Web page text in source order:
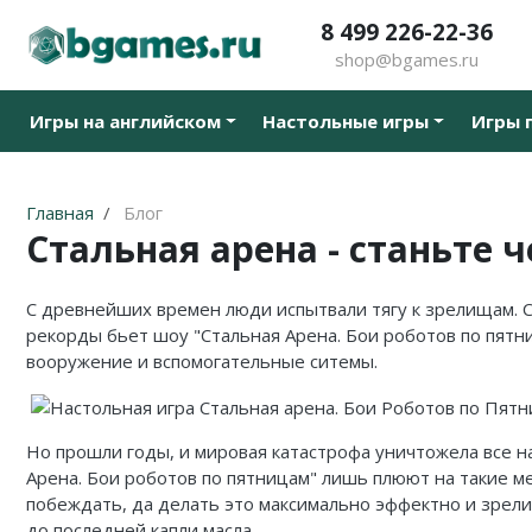
8 499 226-22-36
shop@bgames.ru
Игры на английском Настольные игры Игры
Главная Блог
Стальная арена - станьте
С древнейших времен люди испытвали тягу к зрелищам.
рекорды бьет шоу "Стальная Арена. Бои роботов по
вооружение и вспомогательные ситемы.
Но прошли годы, и мировая катастрофа уничтожела все
Арена. Бои роботов по пятницам" лишь плюют на такие
побеждать, да делать это максимально эффектно и
Все товары
Стратегии на английском
Приключения на английском
Семейные на английском
Все товары
Новинки
В подарок
Для всей семьи
В дорогу
Все товары
Активити / Activity
Свинтус / Уно
Покорение Марса
Корни / Root
Все товары
500 злобных карт
Brass
Five Tribes
Лавкрафт
Все товары
Иннистрад: Багровая Клятва
Приключения в Забытых Королевствах
Калдхайм
Все товары
Аксессуары
Все товары
Наборы протекторов
Кубики
Все товары
Уцененный товар